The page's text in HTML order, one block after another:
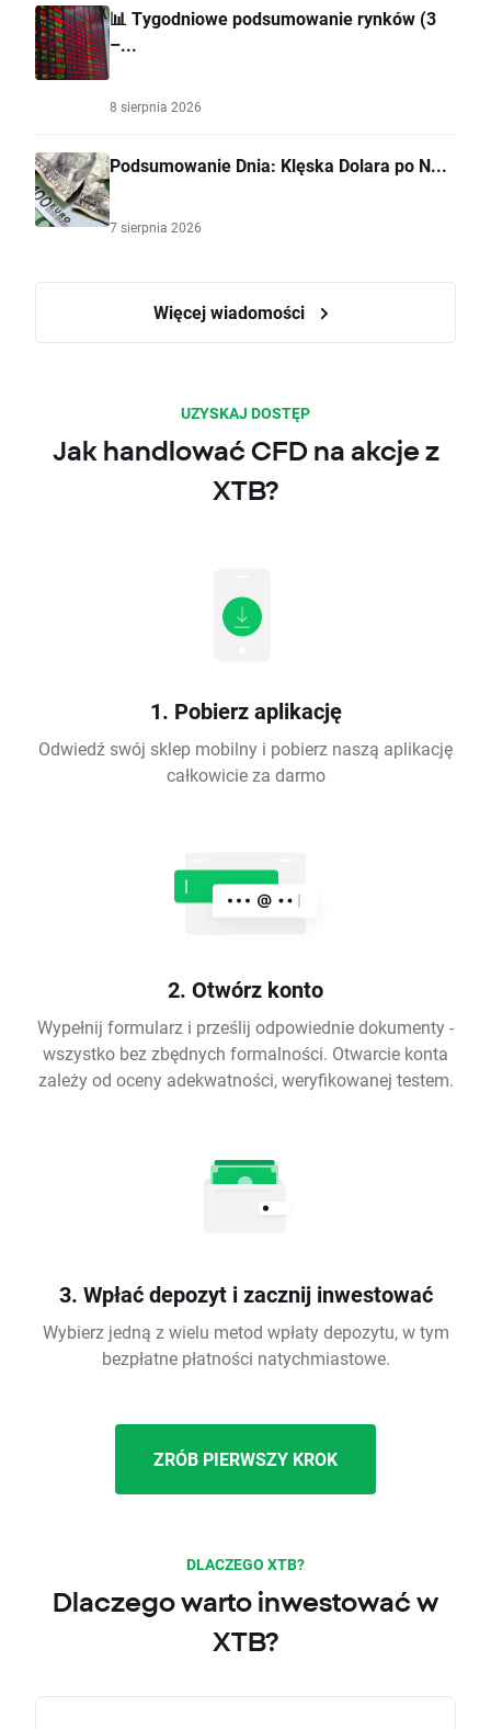
📊 Tygodniowe podsumowanie rynków (3
–...
8 sierpnia 2026
Podsumowanie Dnia: Klęska Dolara po N...
7 sierpnia 2026
Więcej wiadomości
UZYSKAJ DOSTĘP
Jak handlować CFD na akcje z
XTB?
1. Pobierz aplikację
Odwiedź swój sklep mobilny i pobierz naszą aplikację
całkowicie za darmo
2. Otwórz konto
Wypełnij formularz i prześlij odpowiednie dokumenty -
wszystko bez zbędnych formalności. Otwarcie konta
zależy od oceny adekwatności, weryfikowanej testem.
3. Wpłać depozyt i zacznij inwestować
Wybierz jedną z wielu metod wpłaty depozytu, w tym
bezpłatne płatności natychmiastowe.
ZRÓB PIERWSZY KROK
DLACZEGO XTB?
Dlaczego warto inwestować w
XTB?